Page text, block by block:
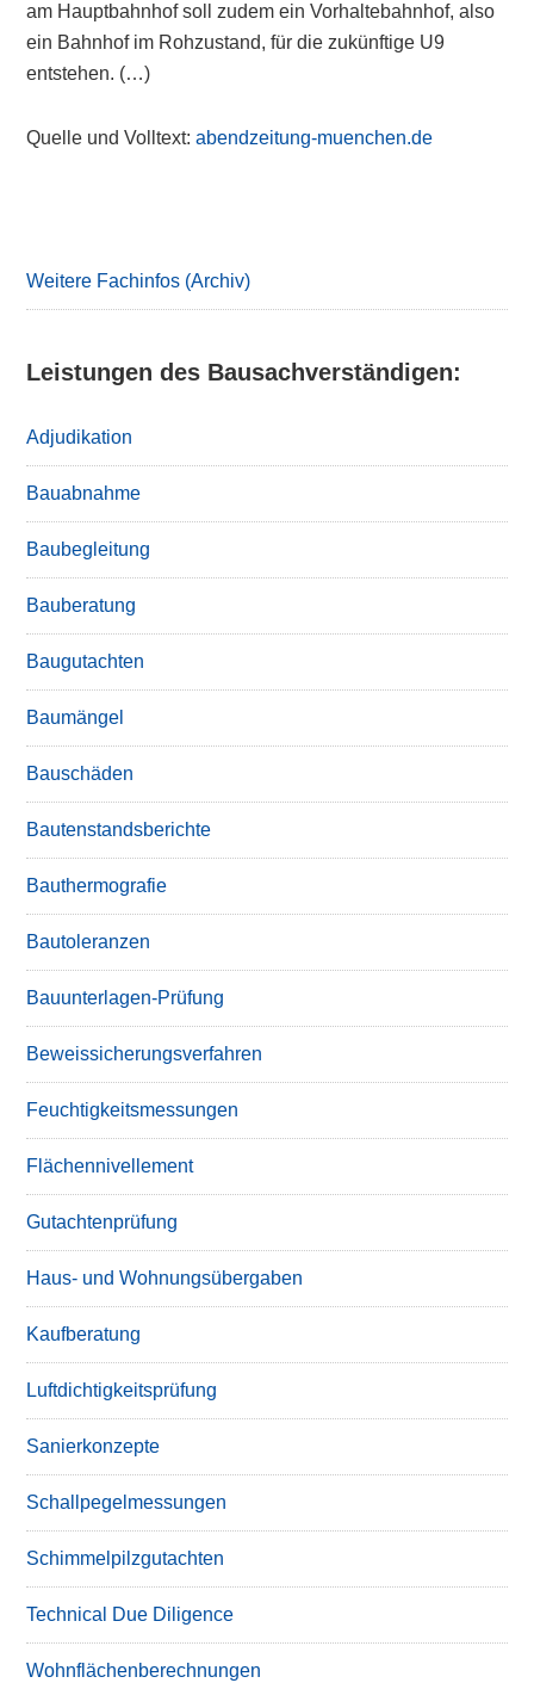
am Hauptbahnhof soll zudem ein Vorhaltebahnhof, also
ein Bahnhof im Rohzustand, für die zukünftige U9
entstehen. (…)
Quelle und Volltext:abendzeitung-muenchen.de
Weitere Fachinfos (Archiv)
Leistungen des Bausachverständigen:
Adjudikation
Bauabnahme
Baubegleitung
Bauberatung
Baugutachten
Baumängel
Bauschäden
Bautenstandsberichte
Bauthermografie
Bautoleranzen
Bauunterlagen-Prüfung
Beweissicherungsverfahren
Feuchtigkeitsmessungen
Flächennivellement
Gutachtenprüfung
Haus- und Wohnungsübergaben
Kaufberatung
Luftdichtigkeitsprüfung
Sanierkonzepte
Schallpegelmessungen
Schimmelpilzgutachten
Technical Due Diligence
Wohnflächenberechnungen